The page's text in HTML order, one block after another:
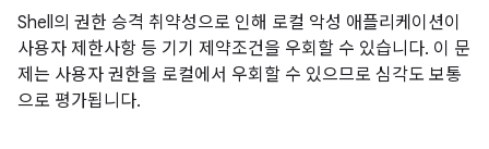
Shell의 권한 승격 취약성으로 인해 로컬 악성 애플리케이션이
사용자 제한사항 등 기기 제약조건을 우회할 수 있습니다. 이 문
제는 사용자 권한을 로컬에서 우회할 수 있으므로 심각도 보통
으로 평가됩니다.